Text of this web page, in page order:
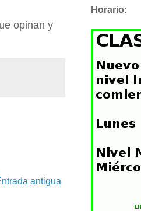
opinan y
antigua
Horario: